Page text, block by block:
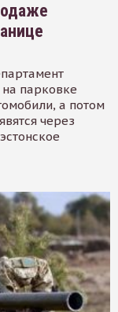
парковке
а потом
через